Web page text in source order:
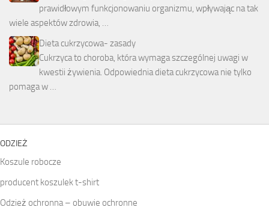
prawidłowym funkcjonowaniu organizmu, wpływając na tak
wiele aspektów zdrowia, …
Dieta cukrzycowa- zasady
Cukrzyca to choroba, która wymaga szczególnej uwagi w
kwestii żywienia. Odpowiednia dieta cukrzycowa nie tylko
pomaga w …
ODZIEŻ
Koszule robocze
producent koszulek t-shirt
Odzież ochronna – obuwie ochronne